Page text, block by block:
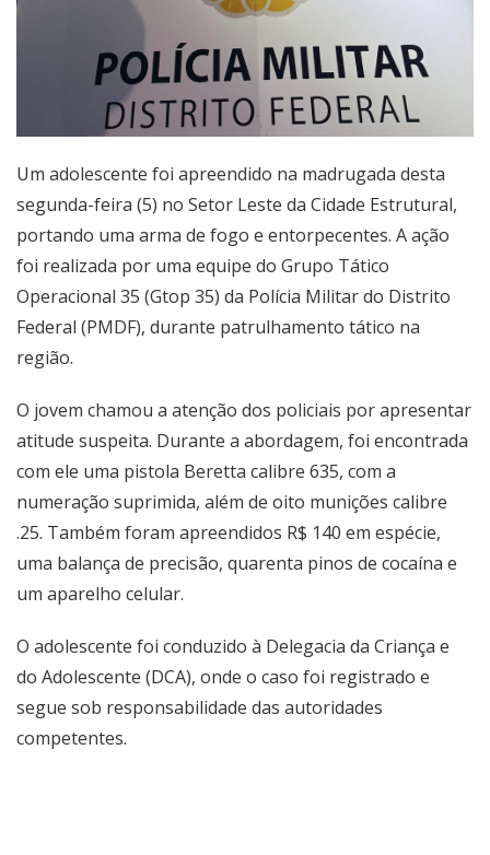
Um adolescente foi apreendido na madrugada desta
segunda-feira (5) no Setor Leste da Cidade Estrutural,
portando uma arma de fogo e entorpecentes. A ação
foi realizada por uma equipe do Grupo Tático
Operacional 35 (Gtop 35) da Polícia Militar do Distrito
Federal (PMDF), durante patrulhamento tático na
região.
O jovem chamou a atenção dos policiais por apresentar
atitude suspeita. Durante a abordagem, foi encontrada
com ele uma pistola Beretta calibre 635, com a
numeração suprimida, além de oito munições calibre
.25. Também foram apreendidos R$ 140 em espécie,
uma balança de precisão, quarenta pinos de cocaína e
um aparelho celular.
O adolescente foi conduzido à Delegacia da Criança e
do Adolescente (DCA), onde o caso foi registrado e
segue sob responsabilidade das autoridades
competentes.